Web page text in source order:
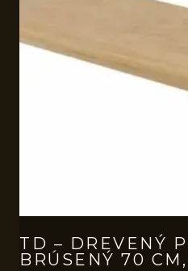
TD – DREVENÝ
BRÚSENÝ 70